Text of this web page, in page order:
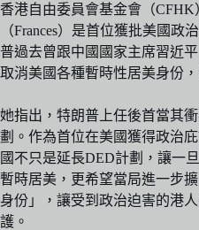
香港自由委員會基金會（
（Frances）是首位獲批美國政
普過去曾跟中國國家主席習近
取消美國各種暫時性居美身份
她指出，特朗普上任後首當其
劃。作為首位在美國獲得政治
國不只是延長DED計劃，讓一
暫時居美，更希望當局進一步
身份」，讓受到政治迫害的港
護。